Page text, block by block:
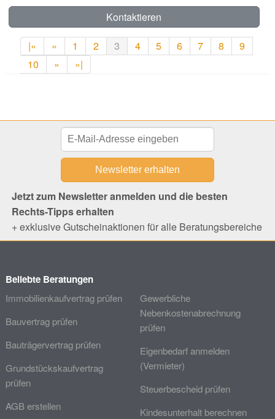
Kontaktieren
|« « 1 2 3 4 5 6 7 8
9
10
» »|
Jetzt zum Newsletter anmelden und die besten
Rechts-Tipps erhalten
+ exklusive Gutscheinaktionen für alle Beratungsbereiche
Beliebte Beratungen
Immobilienkaufvertrag prüfen
Bauvertrag prüfen
Bauträgervertrag prüfen
Grundstückskaufvertrag
prüfen
AGB erstellen
Gewerbliche
Nebenkostenabrechnung
prüfen
Eigenbedarf anmelden
(Vermieter)
Steuerbescheid prüfen
Kindesunterhalt berechnen